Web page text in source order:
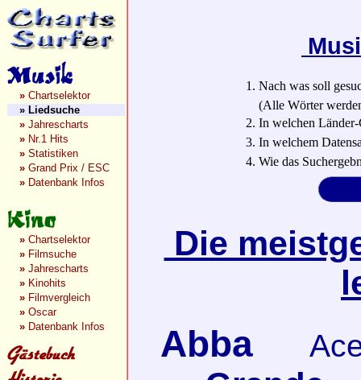
» Chartselektor
» Liedsuche
» Jahrescharts
» Nr.1 Hits
» Statistiken
» Grand Prix / ESC
» Datenbank Infos
» Chartselektor
» Filmsuche
» Jahrescharts
» Kinohits
» Filmvergleich
» Oscar
» Datenbank Infos
1. Nach was soll
(Alle Wörter
2. In welchen Länder-
3. In welchem
4. Wie das
Die
Abba